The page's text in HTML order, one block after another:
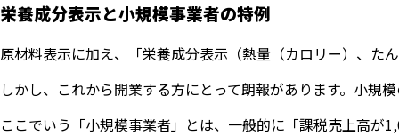
栄養成分表示と小規模事業者の特例
原材料表示に加え、「栄養成分表示（熱量（カロリー）、た
しかし、これから開業する方にとって朗報があります。小規
ここでいう「小規模事業者」とは、一般的に「課税売上高